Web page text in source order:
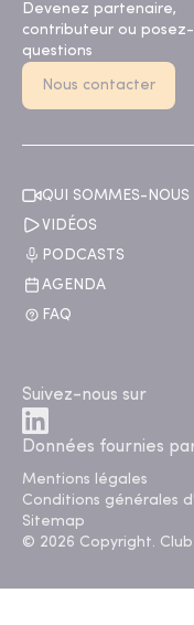
Devenez partenaire,
contributeur ou posez-
questions
Nous contacter
QUI SOMMES-NOUS
VIDÉOS
PODCASTS
AGENDA
FAQ
Suivez-nous sur
Données fournies
Mentions légales
Conditions générales
Sitemap
© 2026 Copyright.